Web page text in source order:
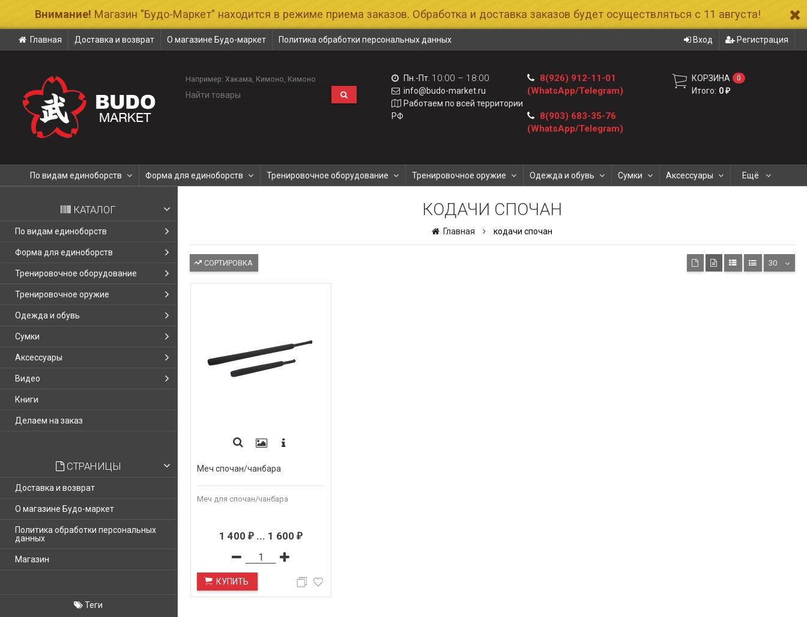
Внимание! Магазин "Будо-Маркет" находится в режиме приема заказов. Обработка и доставка заказов будет осуществляться с 11 августа!
Главная Доставка и возврат О магазине Будо-маркет Политика обработки персональных данных Вход Регистрация
Например: Хакама Кимоно Кимоно Пн.-Пт. 10:00 – 18:00
info@budo-market.ru
Работаем по всей территории
РФ
8(926) 912-11-01
(WhatsApp/Telegram)
8(903) 683-35-76
(WhatsApp/Telegram)
КОРЗИНА 0
Итого: 0₽
По видам единоборств Форма для единоборств Тренировочное оборудование Тренировочное оружие Одежда и обувь Сумки Аксессуары Ещё
КАТАЛОГ
По видам единоборств
Форма для единоборств
Тренировочное оборудование
Тренировочное оружие
Одежда и обувь
Сумки
Аксессуары
Видео
Книги
Делаем на заказ
СТРАНИЦЫ
Доставка и возврат
О магазине Будо-маркет
Политика обработки персональных
данных
Магазин
Теги
КОДАЧИ СПОЧАН
Главная кодачи спочан
СОРТИРОВКА 30
Меч спочан/чанбара
Меч для спочан/чанбара
1 400 ₽... 1 600 ₽
КУПИТЬ